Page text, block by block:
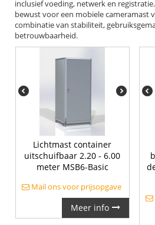
inclusief voeding, netwerk en
bewust voor een mobiele cameramast
combinatie van stabiliteit,
betrouwbaarheid.
Lichtmast container
uitschuifbaar 2.20 - 6.00
meter MSB6-Basic
Mail ons voor prijsopgave
Meer info